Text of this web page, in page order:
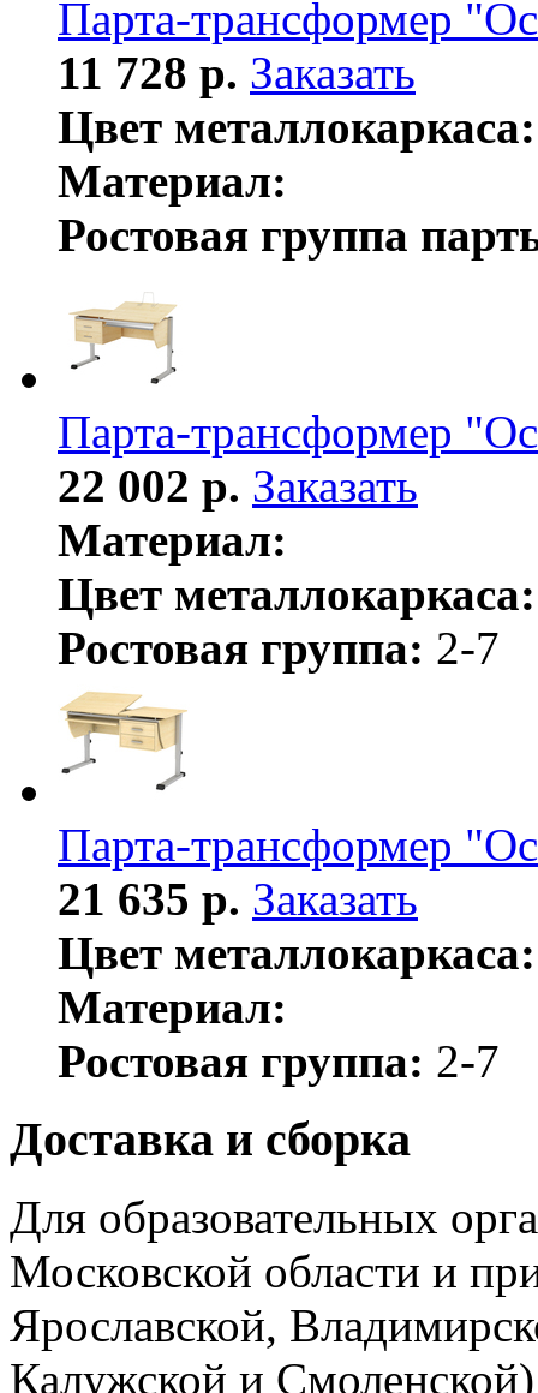
Парта-трансформер
11 728 р. Заказать
Цвет металлокаркаса:
Материал:
Ростовая группа
Парта-трансформер
22 002 р. Заказать
Материал:
Цвет металлокаркаса:
Ростовая группа: 2-7
Парта-трансформер
21 635 р. Заказать
Цвет металлокаркаса:
Материал:
Ростовая группа: 2-7
Доставка и сборка
Для образовательных
Московской области и
Ярославской,
Калужской и Смоленской)